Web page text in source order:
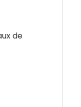
de